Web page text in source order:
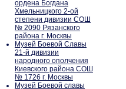
ордена Богдана
Хмельницкого 2-ой
степени дивизии СОШ
№ 2090 Рязанского
района г. Москвы
Музей Боевой Славы
21-й дивизии
народного ополчения
Киевского района СОШ
№ 1726 г. Москвы
Музей Боевой славы